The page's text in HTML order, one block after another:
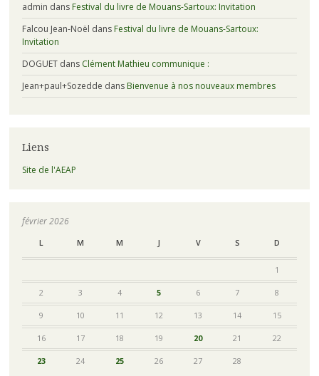
admin dans Festival du livre de Mouans-Sartoux: Invitation
Falcou Jean-Noël dans Festival du livre de Mouans-Sartoux:
Invitation
DOGUETdans Clément Mathieu communique :
Jean+paul+Sozedde dans Bienvenue à nos nouveaux membres
Liens
Site de l'AEAP
février 2026
L M M J V S D
1
2 3 4 5 6 7 8
9 10 11 12 13 14 15
16 17 18 19 20 21 22
23 24 25 26 27 28